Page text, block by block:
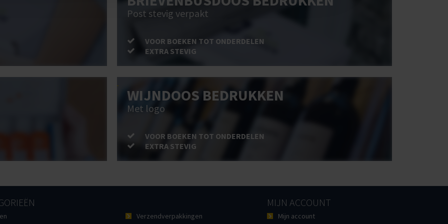
Post stevig verpakt
VOOR BOEKEN TOT ONDERDELEN
EXTRA STEVIG
WIJNDOOS BEDRUKKEN
Met logo
VOOR BOEKEN TOT ONDERDELEN
EXTRA STEVIG
Verzendverpakkingen
MIJN ACCOUNT
Mijn account